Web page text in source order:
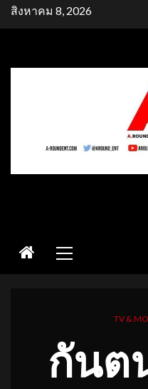
Skipสิงหาคม 8, 2026
Menu
TV &
กันต